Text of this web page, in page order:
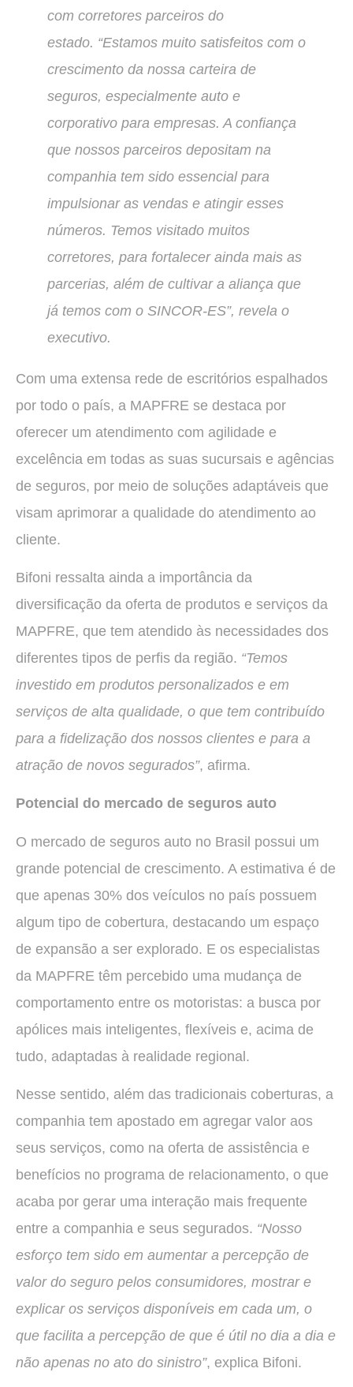
com corretores parceiros do
estado. “Estamos muito satisfeitos com o
crescimento da nossa carteira de
seguros, especialmente auto e
corporativo para empresas. A confiança
que nossos parceiros depositam na
companhia tem sido essencial para
impulsionar as vendas e atingir esses
números. Temos visitado muitos
corretores, para fortalecer ainda mais as
parcerias, além de cultivar a aliança que
já temos com o SINCOR-ES”, revela o
executivo.
Com uma extensa rede de escritórios espalhados
por todo o país, a MAPFRE se destaca por
oferecer um atendimento com agilidade e
excelência em todas as suas sucursais e agências
de seguros, por meio de soluções adaptáveis que
visam aprimorar a qualidade do atendimento ao
cliente.
Bifoni ressalta ainda a importância da
diversificação da oferta de produtos e serviços da
MAPFRE, que tem atendido às necessidades dos
diferentes tipos de perfis da região. “Temos
investido em produtos personalizados e em
serviços de alta qualidade, o que tem contribuído
para a fidelização dos nossos clientes e para a
atração de novos segurados”, afirma.
Potencial do mercado de seguros auto
O mercado de seguros auto no Brasil possui um
grande potencial de crescimento. A estimativa é de
que apenas 30% dos veículos no país possuem
algum tipo de cobertura, destacando um espaço
de expansão a ser explorado. E os especialistas
da MAPFRE têm percebido uma mudança de
comportamento entre os motoristas: a busca por
apólices mais inteligentes, flexíveis e, acima de
tudo, adaptadas à realidade regional.
Nesse sentido, além das tradicionais coberturas, a
companhia tem apostado em agregar valor aos
seus serviços, como na oferta de assistência e
benefícios no programa de relacionamento, o que
acaba por gerar uma interação mais frequente
entre a companhia e seus segurados. “Nosso
esforço tem sido em aumentar a percepção de
valor do seguro pelos consumidores, mostrar e
explicar os serviços disponíveis em cada um, o
que facilita a percepção de que é útil no dia a dia e
não apenas no ato do sinistro”, explica Bifoni.